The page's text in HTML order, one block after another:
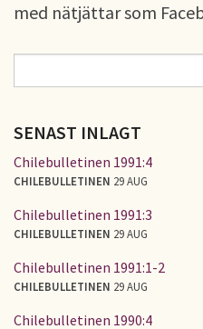
med nätjättar som
SÖKFORMULÄR
SENAST INLAGT
Chilebulletinen 1991:4
CHILEBULLETINEN 29 AUG
Chilebulletinen 1991:3
CHILEBULLETINEN 29 AUG
Chilebulletinen 1991:1-2
CHILEBULLETINEN 29 AUG
Chilebulletinen 1990:4